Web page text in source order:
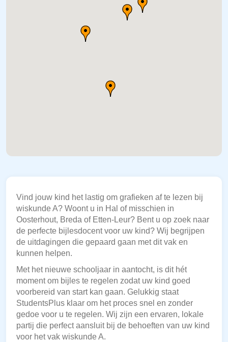
Vind jouw kind het lastig om grafieken af te lezen bij
wiskunde A? Woont u in Hal of misschien in
Oosterhout, Breda of Etten-Leur? Bent u op zoek naar
de perfecte bijlesdocent voor uw kind? Wij begrijpen
de uitdagingen die gepaard gaan met dit vak en
kunnen helpen.
Met het nieuwe schooljaar in aantocht, is dit hét
moment om bijles te regelen zodat uw kind goed
voorbereid van start kan gaan. Gelukkig staat
StudentsPlus klaar om het proces snel en zonder
gedoe voor u te regelen. Wij zijn een ervaren, lokale
partij die perfect aansluit bij de behoeften van uw kind
voor het vak wiskunde A.